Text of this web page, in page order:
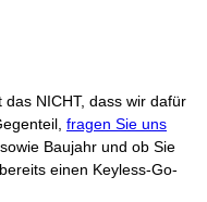
NICHT, dass wir dafür
fragen Sie uns
Baujahr und ob Sie
einen Keyless-Go-